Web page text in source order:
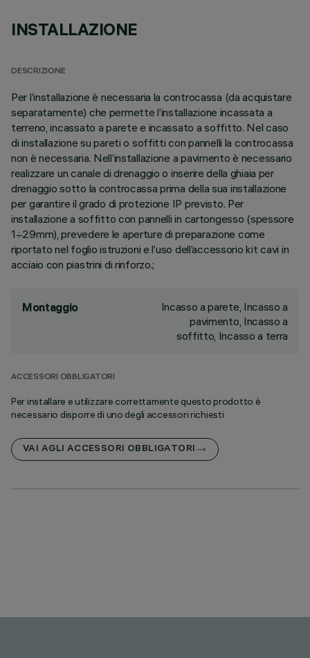
INSTALLAZIONE
DESCRIZIONE
Per l’installazione è necessaria la controcassa (da acquistare
separatamente) che permette l’installazione incassata a
terreno, incassato a parete e incassato a soffitto. Nel caso
di installazione su pareti o soffitti con pannelli la controcassa
non è necessaria. Nell’installazione a pavimento è necessario
realizzare un canale di drenaggio o inserire della ghiaia per
drenaggio sotto la controcassa prima della sua installazione
per garantire il grado di protezione IP previsto. Per
installazione a soffitto con pannelli in cartongesso (spessore
1÷29mm), prevedere le aperture di preparazione come
riportato nel foglio istruzioni e l’uso dell’accessorio kit cavi in
acciaio con piastrini di rinforzo.;
Montaggio
Incasso a parete, Incasso a
pavimento, Incasso a
soffitto, Incasso a terra
ACCESSORI OBBLIGATORI
Per installare e utilizzare correttamente questo prodotto è
necessario disporre di uno degli accessori richiesti
VAI AGLI ACCESSORI OBBLIGATORI